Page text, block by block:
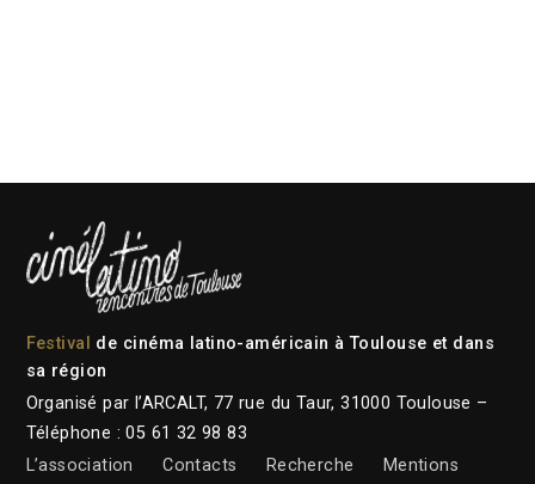
Festival
de cinéma latino-américain à Toulouse et dans
sa région
Organisé par l’ARCALT, 77 rue du Taur, 31000 Toulouse –
Téléphone : 05 61 32 98 83
L’association
Contacts Recherche
Mentions